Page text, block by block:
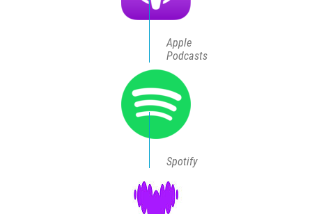
Apple
Podcasts
Spotify